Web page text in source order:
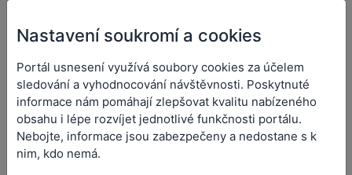
Číslo návrhu:
Předkladatel:Čižinský Jan, Mgr.
Přílohy (0)
Nastavení soukromí a cookies
Portál usnesení využívá soubory cookies za účelem
sledování a vyhodnocování návštěvnosti. Poskytnuté
informace nám pomáhají zlepšovat kvalitu nabízeného
obsahu i lépe rozvíjet jednotlivé funkčnosti portálu.
Nebojte, informace jsou zabezpečeny a nedostane s k
nim, kdo nemá.